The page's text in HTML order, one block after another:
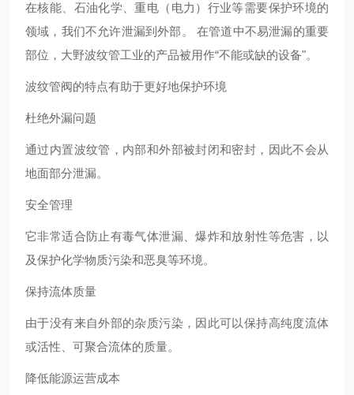
在核能、石油化学、重电（电力）行业等需要保护环境的
领域，我们不允许泄漏到外部。 在管道中不易泄漏的重要
部位，大野波纹管工业的产品被用作“不能或缺的设备"。
波纹管阀的特点有助于更好地保护环境
杜绝外漏问题
通过内置波纹管，内部和外部被封闭和密封，因此不会从
地面部分泄漏。
安全管理
它非常适合防止有毒气体泄漏、爆炸和放射性等危害，以
及保护化学物质污染和恶臭等环境。
保持流体质量
由于没有来自外部的杂质污染，因此可以保持高纯度流体
或活性、可聚合流体的质量。
降低能源运营成本